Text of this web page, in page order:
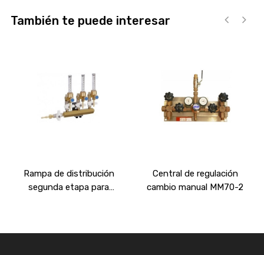
También te puede interesar
Rampa de distribución
segunda etapa para
Central de regulación
cambio manual MM70-2